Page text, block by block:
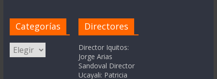
Categorías
Categorías
Directores
Director Iquitos:
Jorge Arias
Sandoval Director
Ucayali: Patricia